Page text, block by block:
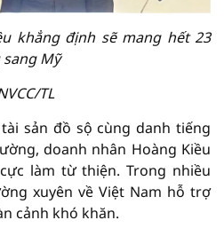
khẳng định sẽ mang hết 23
Mỹ
TL
sản đồ sộ cùng danh tiếng
doanh nhân Hoàng Kiều
làm từ thiện. Trong nhiều
xuyên về Việt Nam hỗ trợ
cảnh khó khăn.